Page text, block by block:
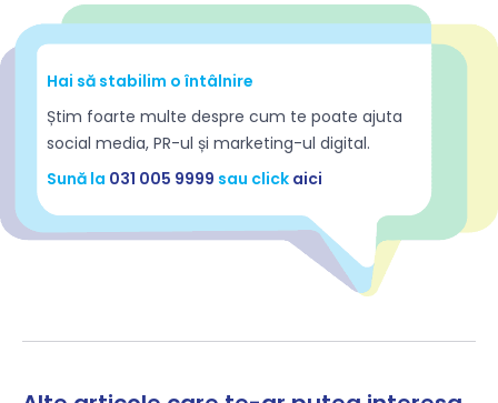
Hai să stabilim o întâlnire
Știm foarte multe despre cum te poate ajuta
social media, PR-ul și marketing-ul digital.
Sună la 031 005 9999 sau click aici